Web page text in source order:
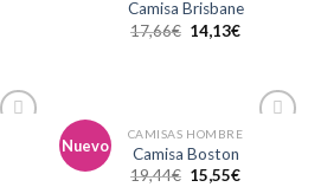
Camisa Brisbane
17,66€ 14,13€
Nuevo
CAMISAS HOMBRE
Camisa Boston
19,44€ 15,55€